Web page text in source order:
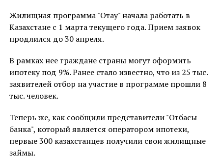
Жилищная программа "Отау" начала работать в
Казахстане с 1 марта текущего года. Прием заявок
продлился до 30 апреля.
В рамках нее граждане страны могут оформить
ипотеку под 9%. Ранее стало известно, что из 25 тыс.
заявителей отбор на участие в программе прошли 8
тыс. человек.
Теперь же, как сообщили представители "Отбасы
банка", который является оператором ипотеки,
первые 300 казахстанцев получили свои жилищные
займы.